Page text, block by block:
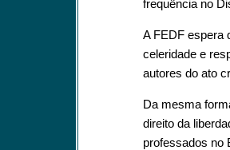
frequência no
A FEDF espera
celeridade e
autores do ato
Da mesma
direito da
professados no